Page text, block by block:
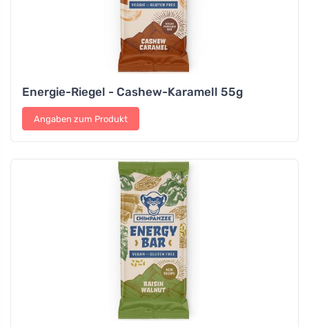
Energie-Riegel - Cashew-Karamell 55g
Angaben zum Produkt